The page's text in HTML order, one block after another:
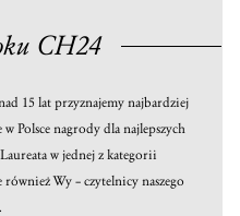
CH24
15 lat przyznajemy najbardziej
w Polsce nagrody dla najlepszych
w jednej z kategorii
również Wy – czytelnicy naszego